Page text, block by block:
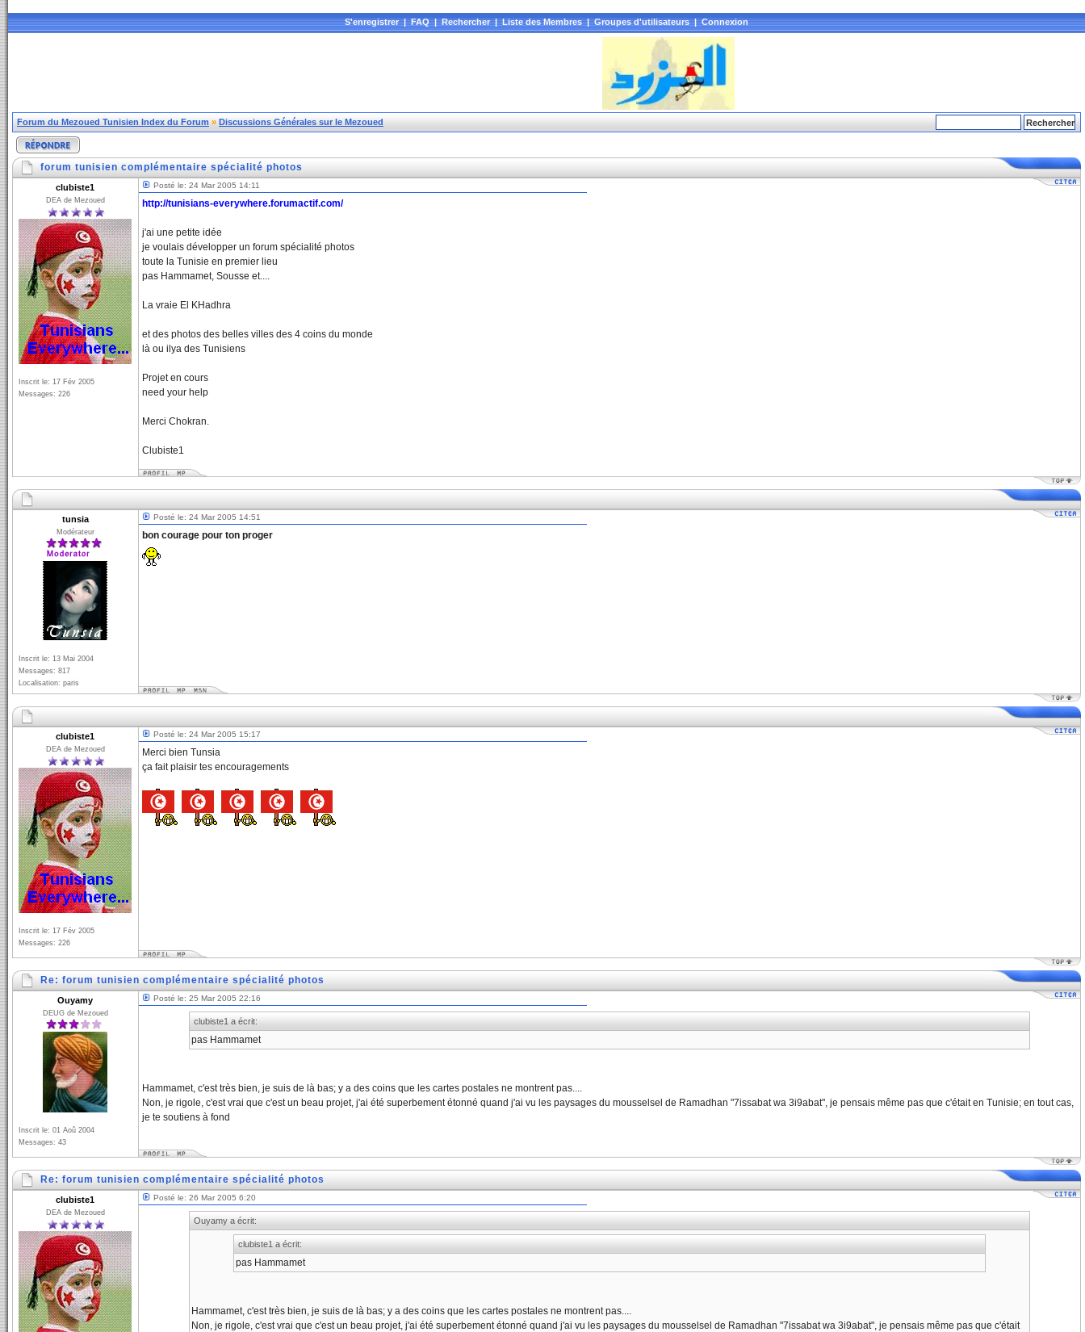
S'enregistrer|FAQ|Rechercher|Liste des Membres|Groupes d'utilisateurs|Connexion
Forum du Mezoued Tunisien Index du Forum » Discussions Générales sur le Mezoued
forum tunisien complémentaire spécialité photos
clubiste1
DEA de Mezoued
Inscrit le: 17 Fév 2005
Messages: 226
Posté le: 24 Mar 2005 14:11
http://tunisians-everywhere.forumactif.com/
j'ai une petite idée
je voulais développer un forum spécialité photos
toute la Tunisie en premier lieu
pas Hammamet, Sousse et....
La vraie El KHadhra
et des photos des belles villes des 4 coins du monde
là ou ilya des Tunisiens
Projet en cours
need your help
Merci Chokran.
Clubiste1
tunsia
Modérateur
Inscrit le: 13 Mai 2004
Messages: 817
Localisation: paris
Posté le: 24 Mar 2005 14:51
bon courage pour ton proger
clubiste1
DEA de Mezoued
Inscrit le: 17 Fév 2005
Messages: 226
Posté le: 24 Mar 2005 15:17
Merci bien Tunsia
ça fait plaisir tes encouragements
Re: forum tunisien complémentaire spécialité photos
Ouyamy
DEUG de Mezoued
Inscrit le: 01 Aoû 2004
Messages: 43
Posté le: 25 Mar 2005 22:16
clubiste1 a écrit:
pas Hammamet
Hammamet, c'est très bien, je suis de là bas; y a des coins que les cartes postales ne montrent pas....
Non, je rigole, c'est vrai que c'est un beau projet, j'ai été superbement étonné quand j'ai vu les paysages du mousselsel de Ramadhan "7issabat wa 3i9abat", je pensais même pas que c'était en Tunisie; en tout cas,
je te soutiens à fond
Re: forum tunisien complémentaire spécialité photos
clubiste1
DEA de Mezoued
Posté le: 26 Mar 2005 6:20
Ouyamy a écrit:
clubiste1 a écrit:
pas Hammamet
Hammamet, c'est très bien, je suis de là bas; y a des coins que les cartes postales ne montrent pas....
Non, je rigole, c'est vrai que c'est un beau projet, j'ai été superbement étonné quand j'ai vu les paysages du mousselsel de Ramadhan "7issabat wa 3i9abat", je pensais même pas que c'était